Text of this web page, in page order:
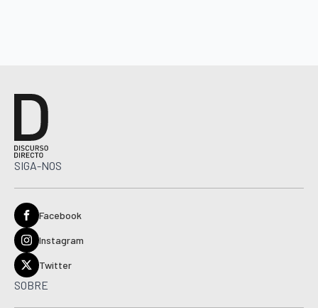
SIGA-NOS
Facebook
Instagram
Twitter
SOBRE